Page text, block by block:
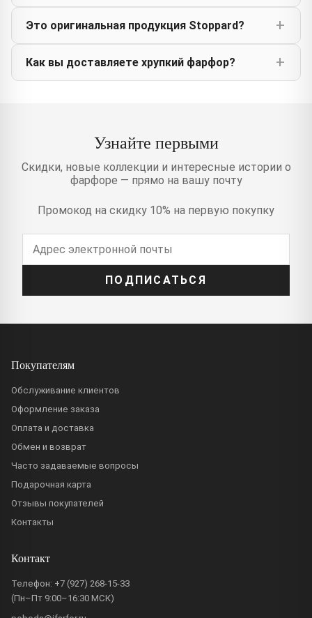
Это оригинальная продукция Stoppard?
Как вы доставляете хрупкий фарфор?
Узнайте первыми
Скидки, новые коллекции и интересные истории о
фарфоре — прямо на вашу почту
Промокод на скидку 10% на первую покупку
ПОДПИСАТЬСЯ
Покупателям
Обслуживание клиентов
Оформление заказа
Оплата и доставка
Обмен и возврат
Часто задаваемые вопросы
Подарочная карта
Отзывы покупателей
Контакты
Контакт
Телефон: +7 (927) 268-15-33
(Пн–Пт 9:00–16:30 МСК)